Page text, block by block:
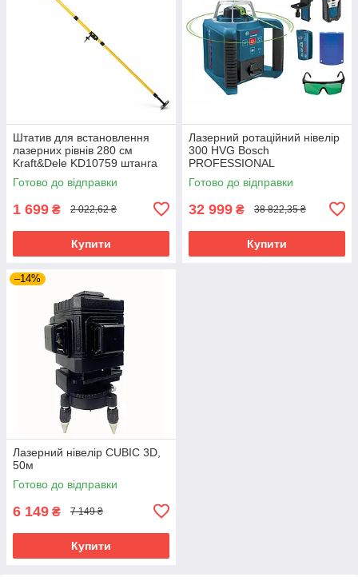
Штатив для встановлення
лазерних рівнів 280 см
Kraft&Dele KD10759 штанга
телескопічна
Готово до відправки
1 699 ₴ 2 022,62 ₴
Купити
Лазерний ротаційний нівелір
300 HVG Bosch
PROFESSIONAL
Готово до відправки
32 999 ₴ 38 822,35 ₴
Купити
–14%
Лазерний нівелір CUBIC 3D,
50м
Готово до відправки
6 149 ₴ 7 149 ₴
Купити